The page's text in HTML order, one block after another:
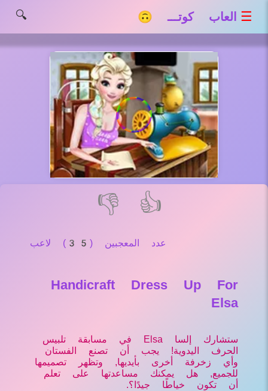
☰ العاب كوتـــ 🙃 🔍
👍
👎
عدد المعجبين (35) لاعب
Handicraft Dress Up For
Elsa
ستشارك إلسا Elsa في مسابقة تلبيس
الحرف اليدوية! يجب أن تصنع الفستان
وأي زخرفة أخرى بأيديها, وتظهر تصميمها
للجميع, هل يمكنك مساعدتها على تعلم
أن تكون خياطًا جيدًا؟.